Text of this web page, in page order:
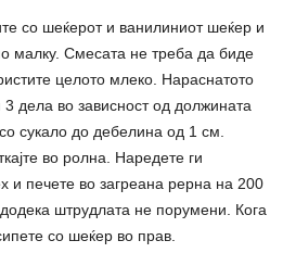
со шеќерот и ванилиниот шеќер и
малку. Смесата не треба да биде
целото млеко. Нараснатото
дела во зависност од должината
сукало до дебелина од 1 см.
во ролна. Наредете ги
и печете во загреана рерна на 200
штрудлата не порумени. Кога
со шеќер во прав.